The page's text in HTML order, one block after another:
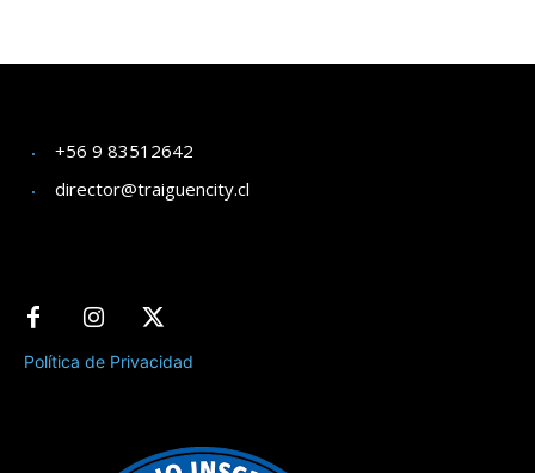
+56 9 83512642
director@traiguencity.cl
Política de Privacidad